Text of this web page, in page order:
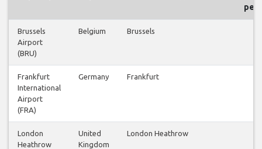
Brussels
Airport
(BRU)
Belgium Brussels
Frankfurt
International
Airport
(FRA)
Germany Frankfurt
London
Heathrow
United
Kingdom
London Heathrow